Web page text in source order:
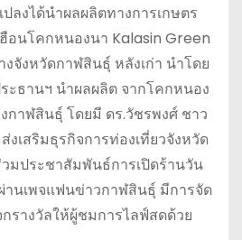
ลงได้นำผลผลิตทางการเกษตร
อนโคกหนองนา Kalasin Green
จังหวัดกาฬสินธุ์ หลังเก่า นำโดย
ะธานฯ นำผลผลิต จากโคกหนอง
าฬสินธุ์ โดยมี ดร.วัชรพงศ์ ชาว
เสริมธุรกิจการท่องเที่ยวจังหวัด
ประชาสัมพันธ์การเปิดร้านวัน
านเพจแฟนข่าวกาฬสินธุ์ มีการจัด
รางวัลให้ผู้ชมการไลฟ์สดด้วย